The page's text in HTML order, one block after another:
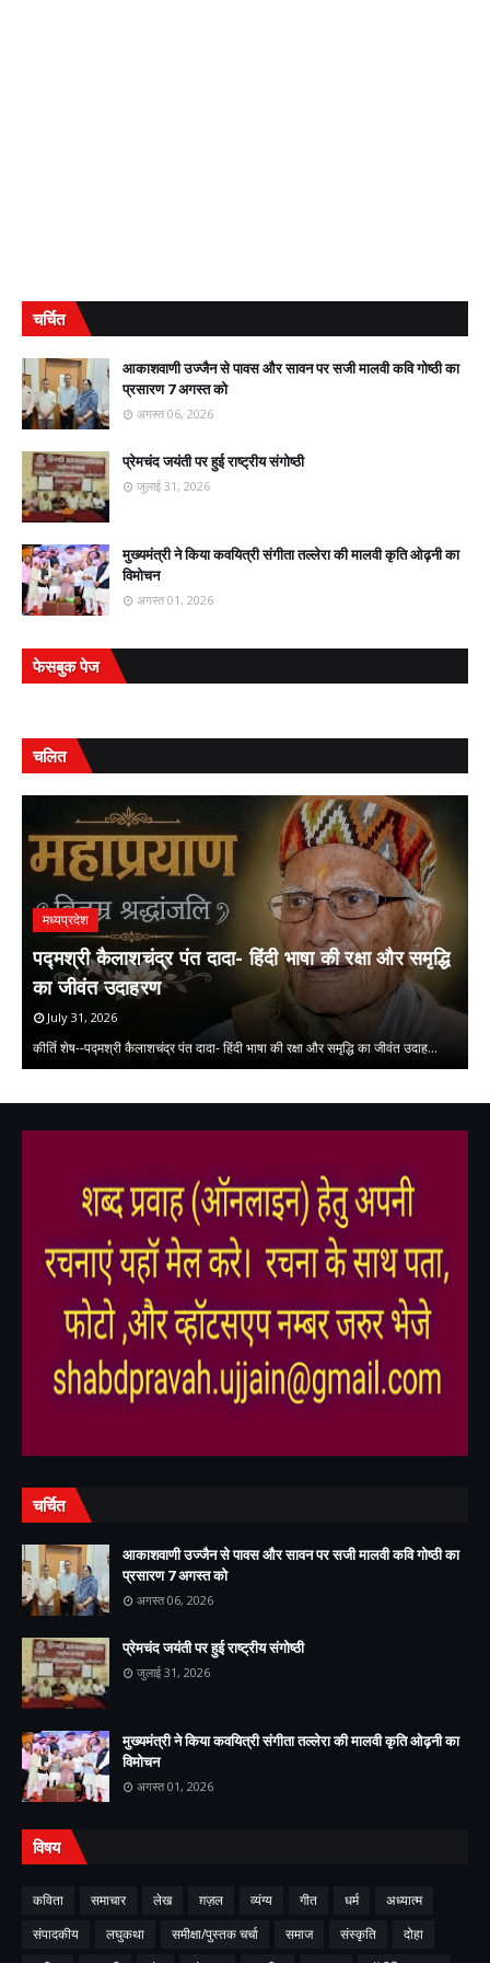
चर्चित
आकाशवाणी उज्जैन से पावस और सावन पर सजी मालवी कवि गोष्ठी का
प्रसारण 7 अगस्त को
अगस्त 06, 2026
प्रेमचंद जयंती पर हुई राष्ट्रीय संगोष्ठी
जुलाई 31, 2026
मुख्यमंत्री ने किया कवयित्री संगीता तल्लेरा की मालवी कृति ओढ़नी का
विमोचन
अगस्त 01, 2026
फेसबुक पेज
चलित
मध्यप्रदेश
पद्मश्री कैलाशचंद्र पंत दादा- हिंदी भाषा की रक्षा और समृद्धि
का जीवंत उदाहरण
July 31, 2026
कीर्ति शेष--पद्मश्री कैलाशचंद्र पंत दादा- हिंदी भाषा की रक्षा और समृद्धि का जीवंत उदाह…
चर्चित
आकाशवाणी उज्जैन से पावस और सावन पर सजी मालवी कवि गोष्ठी का
प्रसारण 7 अगस्त को
अगस्त 06, 2026
प्रेमचंद जयंती पर हुई राष्ट्रीय संगोष्ठी
जुलाई 31, 2026
मुख्यमंत्री ने किया कवयित्री संगीता तल्लेरा की मालवी कृति ओढ़नी का
विमोचन
अगस्त 01, 2026
विषय
कविता समाचार लेख ग़ज़ल व्यंग्य गीत धर्म
अध्यात्म
संपादकीय
लघुकथा समीक्षा/पुस्तक चर्चा समाज संस्कृति
दोहा